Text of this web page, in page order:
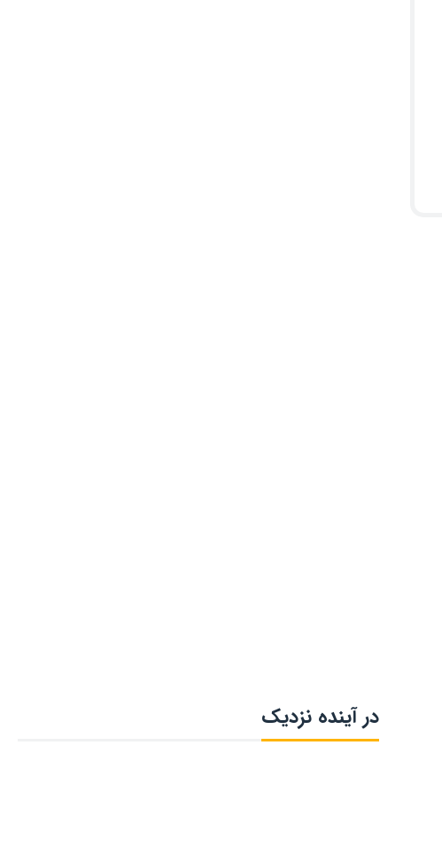
در آینده نزدیک